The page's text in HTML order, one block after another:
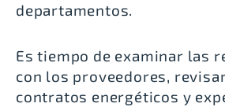
departamentos.
Es tiempo de examinar las
con los proveedores,
contratos energéticos y